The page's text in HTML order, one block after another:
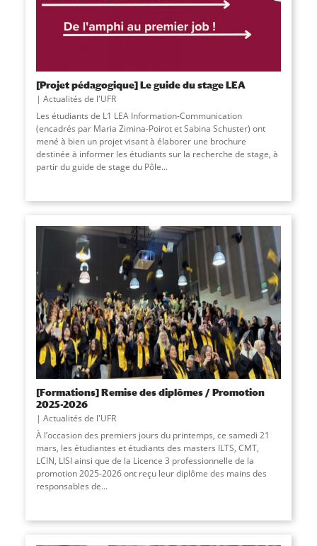
[Projet pédagogique] Le guide du stage LEA
Actualités de l'UFR
Les étudiants de L1 LEA Information-Communication
(encadrés par Maria Zimina-Poirot et Sabina Schuster) ont
mené à bien un projet visant à élaborer une brochure
destinée à informer les étudiants sur la recherche de stage, à
partir du guide de stage du Pôle...
[Formations] Remise des diplômes / Promotion
2025-2026
Actualités de l'UFR
À l’occasion des premiers jours du printemps, ce samedi 21
mars, les étudiantes et étudiants des masters ILTS, CMT,
LCIN, LISI ainsi que de la Licence 3 professionnelle de la
promotion 2025-2026 ont reçu leur diplôme des mains des
responsables de...